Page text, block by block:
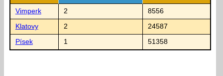
Vimperk 2 8556
Klatovy 2 24587
Písek 1 51358